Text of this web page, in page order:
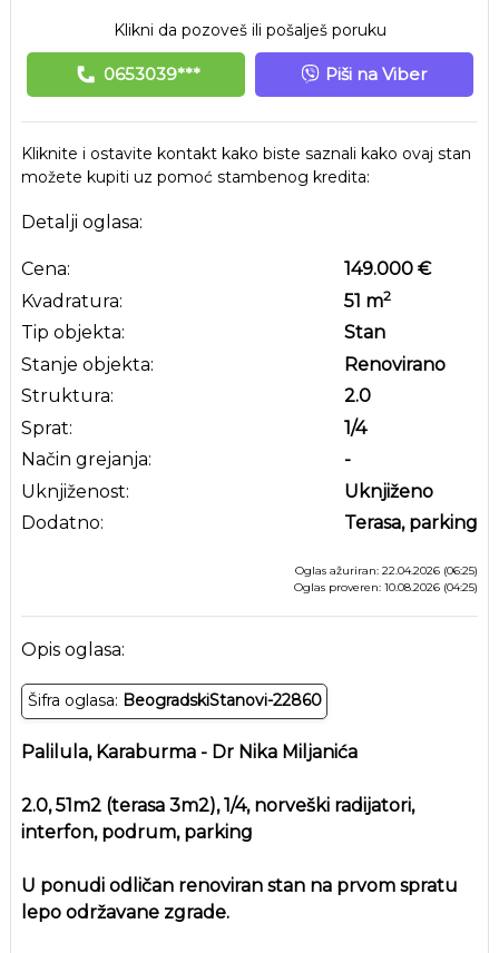
Klikni da pozoveš ili pošalješ poruku
0653039*** Piši na Viber
Kliknite i ostavite kontakt kako biste saznali kako ovaj stan
možete kupiti uz pomoć stambenog kredita:
Detalji oglasa:
Cena:
Kvadratura:
Tip objekta:
Stanje objekta:
Struktura:
Sprat:
Način grejanja:
Uknjiženost:
Dodatno:
149.000 €
51 m2
Stan
Renovirano
2.0
1/4
-
Uknjiženo
Terasa, parking
Oglas ažuriran: 22.04.2026 (06:25)
Oglas proveren: 10.08.2026 (04:25)
Opis oglasa:
Šifra oglasa: BeogradskiStanovi-22860
Palilula, Karaburma - Dr Nika Miljanića
2.0, 51m2 (terasa 3m2), 1/4, norveški radijatori,
interfon, podrum, parking
U ponudi odličan renoviran stan na prvom spratu
lepo održavane zgrade.